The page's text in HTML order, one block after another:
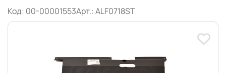
Код: 00-00001553Арт.: ALF0718ST